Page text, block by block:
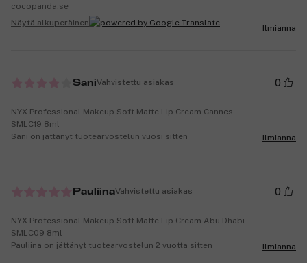
cocopanda.se
Näytä alkuperäinen
Ilmianna
SaniVahvistettu asiakas 0
NYX Professional Makeup Soft Matte Lip Cream Cannes
SMLC19 8ml
Sani on jättänyt tuotearvostelun vuosi sitten
Ilmianna
PauliinaVahvistettu asiakas 0
NYX Professional Makeup Soft Matte Lip Cream Abu Dhabi
SMLC09 8ml
Pauliina on jättänyt tuotearvostelun 2 vuotta sitten
Ilmianna